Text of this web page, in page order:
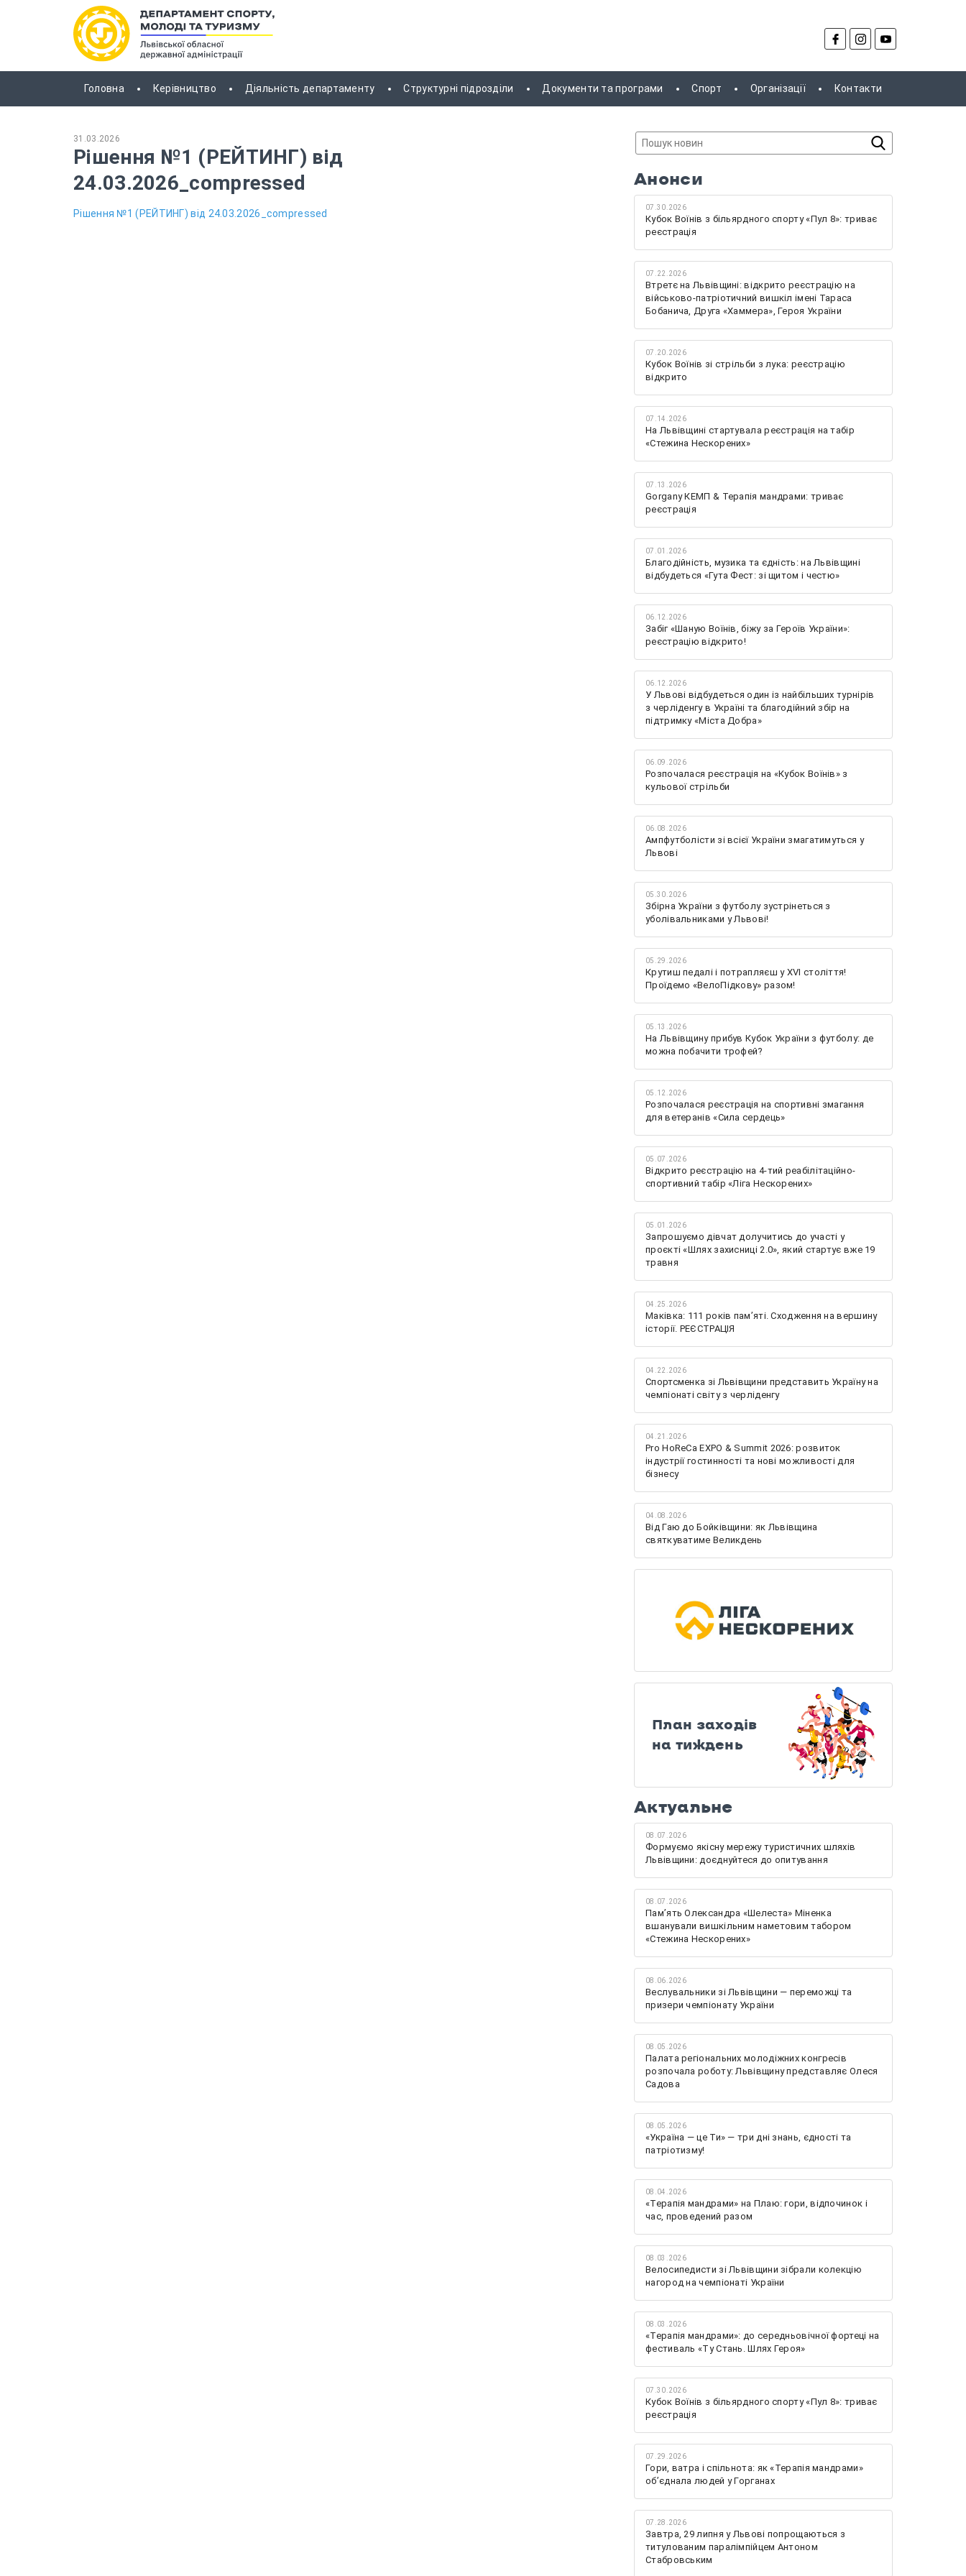
Головна Керівництво Діяльність департаменту Структурні підрозділи Документи та програми Спорт Організації Контакти
31.03.2026
Рішення №1 (РЕЙТИНГ) від
24.03.2026_compressed
Рішення №1 (РЕЙТИНГ) від 24.03.2026_compressed
Анонси
07.30.2026
Кубок Воїнів з більярдного спорту «Пул 8»: триває
реєстрація
07.22.2026
Втретє на Львівщині: відкрито реєстрацію на
військово-патріотичний вишкіл імені Тараса
Бобанича, Друга «Хаммера», Героя України
07.20.2026
Кубок Воїнів зі стрільби з лука: реєстрацію
відкрито
07.14.2026
На Львівщині стартувала реєстрація на табір
«Стежина Нескорених»
07.13.2026
Gorgany КЕМП & Терапія мандрами: триває
реєстрація
07.01.2026
Благодійність, музика та єдність: на Львівщині
відбудеться «Гута Фест: зі щитом і честю»
06.12.2026
Забіг «Шаную Воїнів, біжу за Героїв України»:
реєстрацію відкрито!
06.12.2026
У Львові відбудеться один із найбільших турнірів
з черліденгу в Україні та благодійний збір на
підтримку «Міста Добра»
06.09.2026
Розпочалася реєстрація на «Кубок Воїнів» з
кульової стрільби
06.08.2026
Ампфутболісти зі всієї України змагатимуться у
Львові
05.30.2026
Збірна України з футболу зустрінеться з
уболівальниками у Львові!
05.29.2026
Крутиш педалі і потрапляєш у XVI століття!
Проїдемо «ВелоПідкову» разом!
05.13.2026
На Львівщину прибув Кубок України з футболу: де
можна побачити трофей?
05.12.2026
Розпочалася реєстрація на спортивні змагання
для ветеранів «Сила сердець»
05.07.2026
Відкрито реєстрацію на 4-тий реабілітаційно-
спортивний табір «Ліга Нескорених»
05.01.2026
Запрошуємо дівчат долучитись до участі у
проєкті «Шлях захисниці 2.0», який стартує вже 19
травня
04.25.2026
Маківка: 111 років пам’яті. Сходження на вершину
історії. РЕЄСТРАЦІЯ
04.22.2026
Спортсменка зі Львівщини представить Україну на
чемпіонаті світу з черліденгу
04.21.2026
Pro HoReCa EXPO & Summit 2026: розвиток
індустрії гостинності та нові можливості для
бізнесу
04.08.2026
Від Гаю до Бойківщини: як Львівщина
святкуватиме Великдень
План заходів
на тиждень
Актуальне
08.07.2026
Формуємо якісну мережу туристичних шляхів
Львівщини: доєднуйтеся до опитування
08.07.2026
Памʼять Олександра «Шелеста» Міненка
вшанували вишкільним наметовим табором
«Стежина Нескорених»
08.06.2026
Веслувальники зі Львівщини — переможці та
призери чемпіонату України
08.05.2026
Палата регіональних молодіжних конгресів
розпочала роботу: Львівщину представляє Олеся
Садова
08.05.2026
«Україна — це Ти» — три дні знань, єдності та
патріотизму!
08.04.2026
«Терапія мандрами» на Плаю: гори, відпочинок і
час, проведений разом
08.03.2026
Велосипедисти зі Львівщини зібрали колекцію
нагород на чемпіонаті України
08.03.2026
«Терапія мандрами»: до середньовічної фортеці на
фестиваль «Ту Стань. Шлях Героя»
07.30.2026
Кубок Воїнів з більярдного спорту «Пул 8»: триває
реєстрація
07.29.2026
Гори, ватра і спільнота: як «Терапія мандрами»
об’єднала людей у Горганах
07.28.2026
Завтра, 29 липня у Львові попрощаються з
титулованим паралімпійцем Антоном
Стабровським